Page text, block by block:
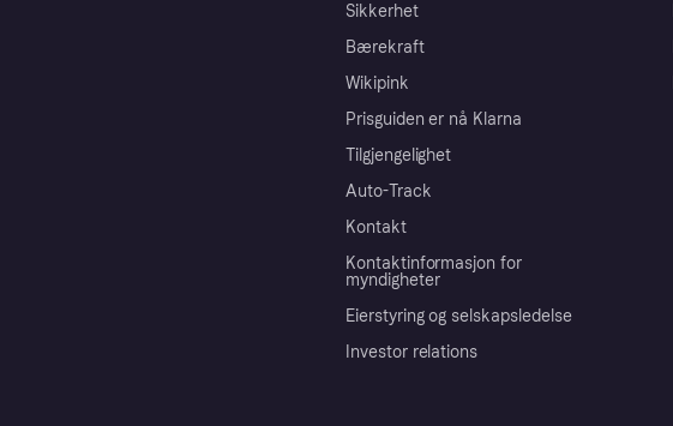
Sikkerhet
Bærekraft
Wikipink
Prisguiden er nå Klarna
Tilgjengelighet
Auto-Track
Kontakt
Kontaktinformasjon for
myndigheter
Eierstyring og selskapsledelse
Investor relations